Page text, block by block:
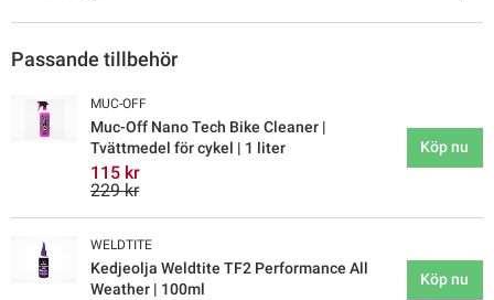
Passande tillbehör
MUC-OFF
Muc-Off Nano Tech Bike Cleaner |
Tvättmedel för cykel | 1 liter
115 kr
229 kr
Köp nu
WELDTITE
Kedjeolja Weldtite TF2 Performance All
Weather | 100ml
Köp nu